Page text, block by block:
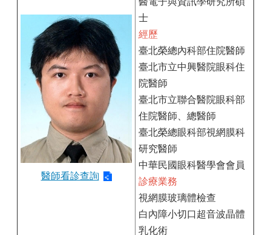
醫師看診查詢
士
經歷
臺北榮總內科部住院醫師
臺北市立中興醫院眼科住
院醫師
臺北市立聯合醫院眼科部
住院醫師、總醫師
臺北榮總眼科部視網膜科
研究醫師
中華民國眼科醫學會會員
診療業務
視網膜玻璃體檢查
白內障小切口超音波晶體
乳化術